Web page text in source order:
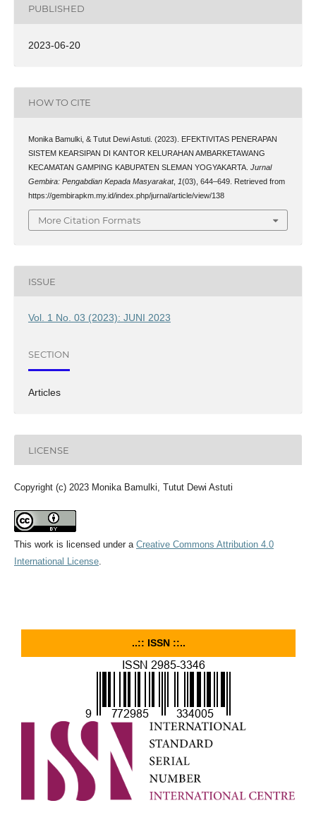
PUBLISHED
2023-06-20
HOW TO CITE
Monika Bamulki, & Tutut Dewi Astuti. (2023). EFEKTIVITAS PENERAPAN
SISTEM KEARSIPAN DI KANTOR KELURAHAN AMBARKETAWANG
KECAMATAN GAMPING KABUPATEN SLEMAN YOGYAKARTA. Jurnal
Gembira: Pengabdian Kepada Masyarakat, 1(03), 644–649. Retrieved from
https://gembirapkm.my.id/index.php/jurnal/article/view/138
More Citation Formats
ISSUE
Vol. 1 No. 03 (2023): JUNI 2023
SECTION
Articles
LICENSE
Copyright (c) 2023 Monika Bamulki, Tutut Dewi Astuti
This work is licensed under a Creative Commons Attribution 4.0
International License.
..:: ISSN ::..